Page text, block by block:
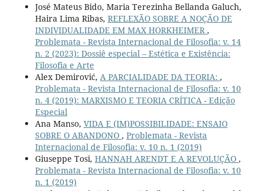
José Mateus Bido, Maria Terezinha Bellanda Galuch,
Haira Lima Ribas, REFLEXÃO SOBRE A NOÇÃO DE
INDIVIDUALIDADE EM MAX HORKHEIMER ,
Problemata - Revista Internacional de Filosofia: v. 14
n. 2 (2023): Dossiê especial – Estética e Existência:
Filosofia e Arte
Alex Demirović, A PARCIALIDADE DA TEORIA: ,
Problemata - Revista Internacional de Filosofia: v. 10
n. 4 (2019): MARXISMO E TEORIA CRÍTICA - Edição
Especial
Ana Manso, VIDA E (IM)POSSIBILIDADE: ENSAIO
SOBRE O ABANDONO , Problemata - Revista
Internacional de Filosofia: v. 10 n. 1 (2019)
Giuseppe Tosi, HANNAH ARENDT E A REVOLUÇÃO ,
Problemata - Revista Internacional de Filosofia: v. 10
n. 1 (2019)